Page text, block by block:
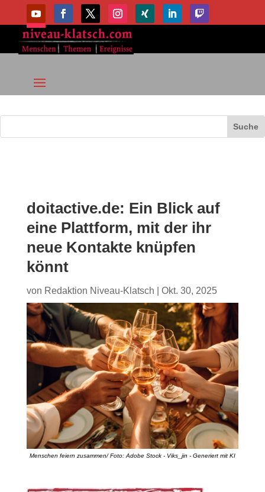
doitactive.de: Ein Blick auf
eine Plattform, mit der ihr
neue Kontakte knüpfen
könnt
von Redaktion Niveau-Klatsch Okt. 30, 2025
Menschen feiern zusammen/ Foto: Adobe Stock - Viks_jin - Generiert mit KI